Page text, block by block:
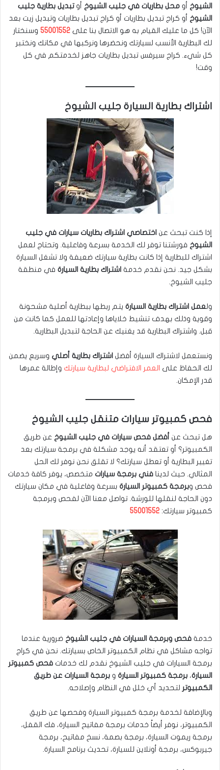
الشيوخ
أو محل بطاريات في جليب الشيوخ أوتبديل بطارية جليب
الشيوخ
أو كراج تبديل بطاريات أو كراج تبديل بطاريات وتبديل زيت بعد
الآن! كل ما عليك القيام به هو الاتصال بنا على 55001552 وسنختار
لك البطارية الأنسب لسيارتك ونحضرها ونركبها في مكانك ونختبر
كل شيء. كراج سيرفس تبديل بطاريات جاهز لخدمتكم في كل
وقت!
اشتراك بطارية السيارة جليب الشيوخ
إذا كنت تبحث عن اختصاصي اشتراك بطاريات سيارات في جليب
الشيوخ فورشتنا توفر لك الخدمة بسرعة وفاعلية. وتحتاج لعمل
اشتراك للبطارية إذا كانت بطارية سيارتك ضعيفة ولا تشغل السيارة
بشكل جيد. نحن نقدم خدمة اشتراك بطارية السيارة في منطقة
جليب الشيوخ.
ولعمل اشتراك بطارية السيارة يتم ربطها ببطارية أصلية مشحونة
وقوية وذلك بهدف تنشيط خلاياها وإعادتها للعمل كما كانت من
قبل. واشتراك البطارية قد يغنيك عن الحاجة لتبديل البطارية.
ونستعمل لاشتراك السيارة أفضل اشتراك بطارية أصلي وسريع يضمن
لك الحفاظ على
العمر الافتراضي لبطارية سيارتك وإطالة عمرها
قدر الإمكان.
فحص كمبيوتر سيارات متنقل جليب الشيوخ
هل تبحث عن أفضل فحص سيارات في جليب الشيوخ عن طريق
الكمبيوتر؟ أو تعتقد أنه يوجد مشكلة في برمجة سيارتك بعد
تغيير البطارية أو تعطل سيارتك؟ لا تقلق نحن نوفر لك الحل
المثالي. حيث لدينا فني برمجة سيارات متخصص، يوفر كافة خدمات
فحص وبرمجة كمبيوتر السيارة بسرعة وفاعلية في مكان سيارتك
دون الحاجة لنقلها للورشة. تواصل معنا الآن لفحص وبرمجة
كمبيوتر سيارتك: 55001552
خدمة فحص وبرمجة السيارات في جليب الشيوخ ضرورية عندما
تواجه مشاكل في نظام الكمبيوتر الخاص بسيارتك. نحن في كراج
برمجة السيارات في جليب الشيوخ نقدم لك خدمات فحص كمبيوتر
السيارة، برمجة كمبيوتر السيارة و برمجة السيارات عن طريق
الكمبيوتر لتحديد أي خلل في النظام وإصلاحه.
وبالإضافة لخدمة برمجة كمبيوتر السيارة وفحصها عن طريق
الكمبيوتر، نوفر أيضاً خدمات برمجة مفاتيح السيارة، فك القفل،
برمجة ريموت السيارة، برمجة بصمة، نسخ مفاتيح، برمجة
جيربوكس، برمجة أونلاين للسيارة، تحديث برنامج السيارة.